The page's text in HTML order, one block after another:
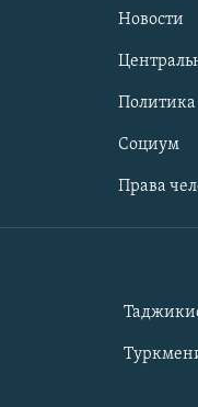
Новости
Политика
Социум
Права